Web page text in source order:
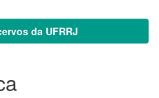
da UFRRJ